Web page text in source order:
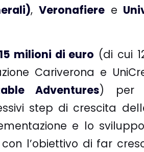
, Veronafieree
15 milioni di euro (di cui
Cariverona e
Adventures) per
step di crescita
e lo
l’obiettivo di far